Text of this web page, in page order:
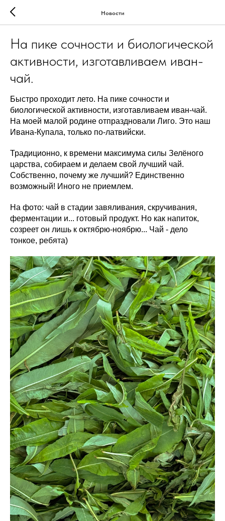
Новости
На пике сочности и биологической
активности, изготавливаем иван-
чай.
Быстро проходит лето. На пике сочности и
биологической активности, изготавливаем иван-чай.
На моей малой родине отпраздновали Лиго. Это наш
Ивана-Купала, только по-латвийски.
Традиционно, к времени максимума силы Зелёного
царства, собираем и делаем свой лучший чай.
Собственно, почему же лучший? Единственно
возможный! Иного не приемлем.
На фото: чай в стадии завяливания, скручивания,
ферментации и... готовый продукт. Но как напиток,
созреет он лишь к октябрю-ноябрю... Чай - дело
тонкое, ребята)